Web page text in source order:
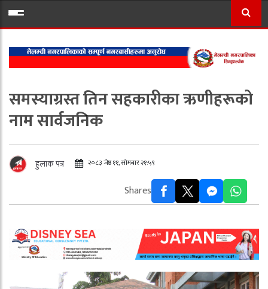
समस्याग्रस्त तिन सहकारीका ऋणीहरूको
नाम सार्वजनिक
हुलाक पत्र २०८३ जेष्ठ ११, सोमबार २१:५९
Shares